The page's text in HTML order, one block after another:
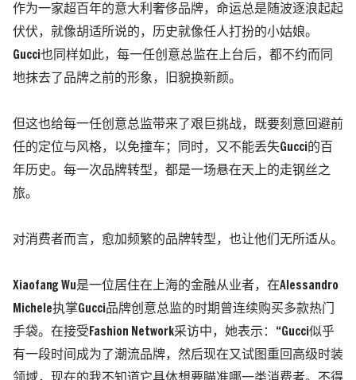
作为一家超百年的意大利奢侈品牌，命运总是随波逐浪起起
伏伏， 就像胡适所说的，历史就像任人打扮的小姑娘。
Gucci也同样如此，每一任创意总监在上台后，都不约而同
地抹去了品牌之前的形象，旧貌换新颜。
但这也给每一任创意总监带来了艰巨挑战，既要刻意回避前
任的定位与风格，以免撞车；同时，又不能丢失Gucci的百
年历史。每一次品牌转型，都是一场悬在天上的走钢丝之
旅。
对消费者而言，愈加频繁的品牌转型，也让他们无所适从。
Xiaofang Wu是一位居住在上海的金融从业者，在Alessandro
Michele执掌Gucci品牌创意总监的时期曾连续购买多款热门
手袋。在接受Fashion Network采访中，她表示： “Gucci似乎
有一段时间成为了潮流品牌，然后现在又试图重回高级时装